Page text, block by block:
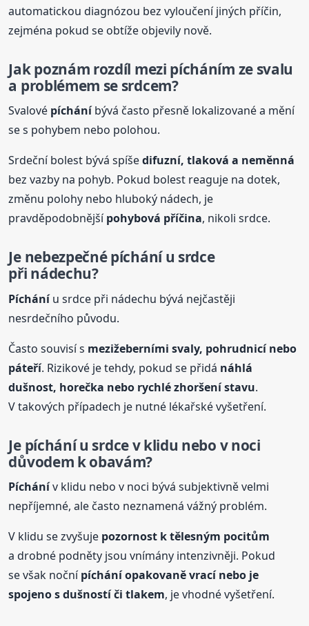
automatickou diagnózou bez vyloučení jiných příčin,
zejména pokud se obtíže objevily nově.
Jak poznám rozdíl mezi pícháním ze svalu
a problémem se srdcem?
Svalové pícháníbývá často přesně lokalizované a mění
se s pohybem nebo polohou.
Srdeční bolest bývá spíšedifuzní, tlaková a neměnná
bez vazby na pohyb. Pokud bolest reaguje na dotek,
změnu polohy nebo hluboký nádech, je
pravděpodobnějšípohybová příčina, nikoli srdce.
Je nebezpečnépícháníu srdce
při nádechu?
Pícháníu srdce při nádechu bývá nejčastěji
nesrdečního původu.
Často souvisí s mezižeberními svaly, pohrudnicí nebo
páteří. Rizikové je tehdy, pokud se přidá náhlá
dušnost, horečka nebo rychlé zhoršení stavu.
V takových případech je nutné lékařské vyšetření.
Je pícháníu srdce v klidu nebo v noci
důvodem k obavám?
Píchánív klidu nebo v noci bývá subjektivně velmi
nepříjemné, ale často neznamená vážný problém.
V klidu se zvyšuje pozornost k tělesným pocitům
a drobné podněty jsou vnímány intenzivněji. Pokud
se však nočnípícháníopakovaně vrací nebo je
spojeno s dušností či tlakem, je vhodné vyšetření.